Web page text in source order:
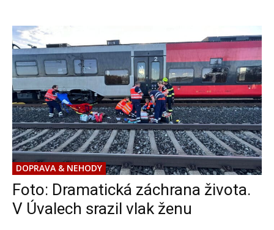
DOPRAVA & NEHODY
Foto: Dramatická záchrana života.
V Úvalech srazil vlak ženu